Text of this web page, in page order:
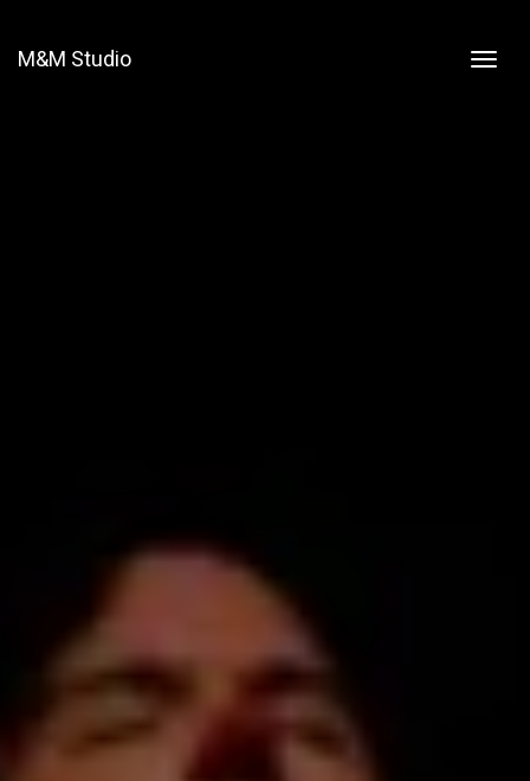
M&M Studio